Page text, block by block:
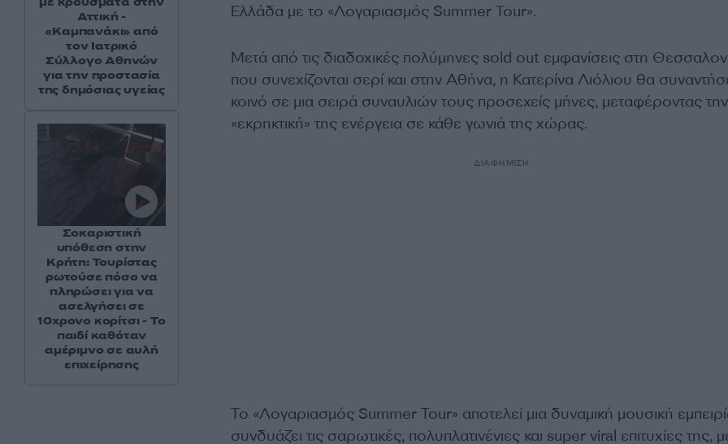
Ελλάδα με το «Λογαριασμός Summer Tour».
Μετά από τις διαδοχικές πολύμηνες sold out εμφανίσεις στη
που συνεχίζονται σερί και στην Αθήνα, η Κατερίνα Λιόλιου θα
κοινό σε μια σειρά συναυλιών τους προσεχείς μήνες, μεταφέροντας την
«εκρηκτική» της ενέργεια σε κάθε γωνιά της χώρας.
ΔΙΑΦΗΜΙΣΗ
Το «Λογαριασμός Summer Tour» αποτελεί μια δυναμική μουσική
συνδυάζει τις σαρωτικές, πολυπλατινένιες και super viral επιτυχίες της,
Αττική -
«Καμπανάκι» από
τον Ιατρικό
Σύλλογο Αθηνών
για την προστασία
της δημόσιας υγείας
Σοκαριστική
υπόθεση στην
Κρήτη: Τουρίστας
ρωτούσε πόσο να
πληρώσει για να
ασελγήσει σε
10χρονο κορίτσι - Το
παιδί καθόταν
αμέριμνο σε αυλή
επιχείρησης